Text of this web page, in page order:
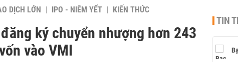
DỊCH LỚN IPO - NIÊM YẾT KIẾN THỨC
ký chuyển nhượng hơn 243
vào VMI
TIN